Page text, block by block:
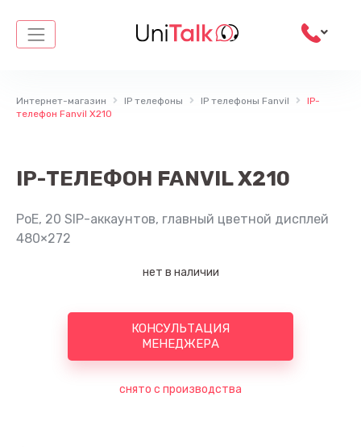
содержимому
Интернет-магазин IP телефоны IP телефоны Fanvil
IP-
телефон Fanvil X210
IP-ТЕЛЕФОН FANVIL X210
PoE, 20 SIP-аккаунтов, главный цветной дисплей
480×272
нет в наличии
КОНСУЛЬТАЦИЯ
МЕНЕДЖЕРА
снято с производства